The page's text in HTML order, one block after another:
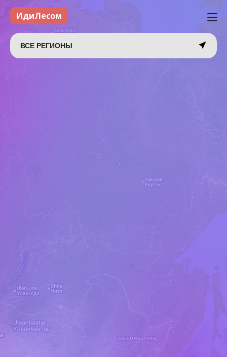
ИдиЛесом
ВСЕ РЕГИОНЫ